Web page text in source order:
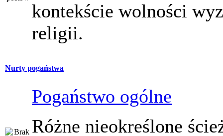
kontekście wolności
religii.
Nurty pogaństwa
Pogaństwo ogólne
Różne nieokreślone